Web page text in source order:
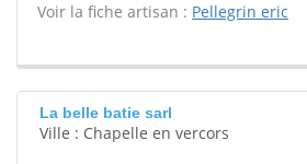
Voir la fiche artisan : Pellegrin eric
La belle batie sarl
Ville : Chapelle en vercors